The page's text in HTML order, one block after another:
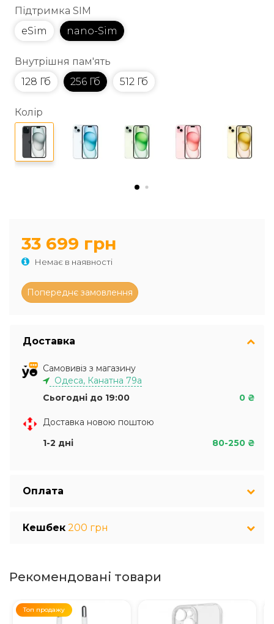
Підтримка SIM
eSim
nano-Sim
Внутрішня пам'ять
128 Гб
256 Гб 512 Гб
Колір
33 699 грн
Немає в наявності
Доставка
Самовивіз з магазину
Одеса, Канатна 79а
Сьогодні до 19:00
0 ₴
Доставка новою поштою
1-2 дні
80-250 ₴
Оплата
Кешбек 200 грн
Рекомендовані товари
Топ продажу